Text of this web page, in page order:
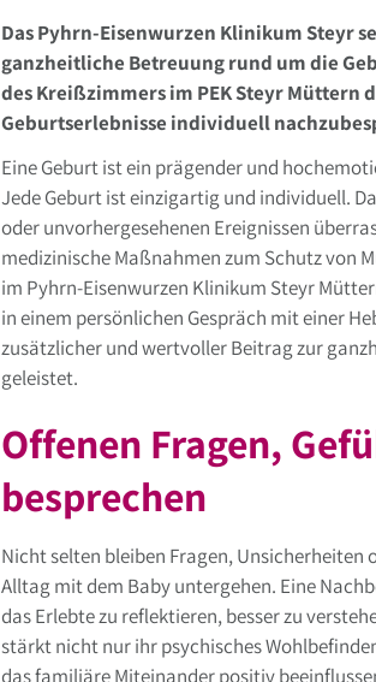
Das Pyhrn-Eisenwurzen Klinikum Steyr
ganzheitliche Betreuung rund um die
des Kreißzimmers im PEK Steyr
Geburtserlebnisse individuell
Eine Geburt ist ein prägender und
Jede Geburt ist einzigartig und individuell.
oder unvorhergesehenen Ereignissen
medizinische Maßnahmen zum Schutz von
im Pyhrn-Eisenwurzen Klinikum Steyr
in einem persönlichen Gespräch mit einer
zusätzlicher und wertvoller Beitrag zur
geleistet.
Offenen Fragen,
besprechen
Nicht selten bleiben Fragen, Unsicherheiten
Alltag mit dem Baby untergehen. Eine
das Erlebte zu reflektieren, besser zu
stärkt nicht nur ihr psychisches
das familiäre Miteinander positiv